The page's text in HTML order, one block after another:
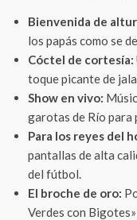
Bienvenida de
los papás como se
Cóctel de cortesía:
toque picante de
Show en vivo:
garotas de Río para
Para los reyes del
pantallas de alta
del fútbol.
El broche de oro:
Verdes con